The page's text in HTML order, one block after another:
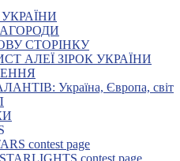
СТОРІНКУ
АЛЕЇ ЗІРОК УКРАЇНИ
Україна, Європа, світ
contest page
contest page